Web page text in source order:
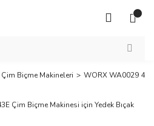
Çim Biçme Makineleri WORX WA0029